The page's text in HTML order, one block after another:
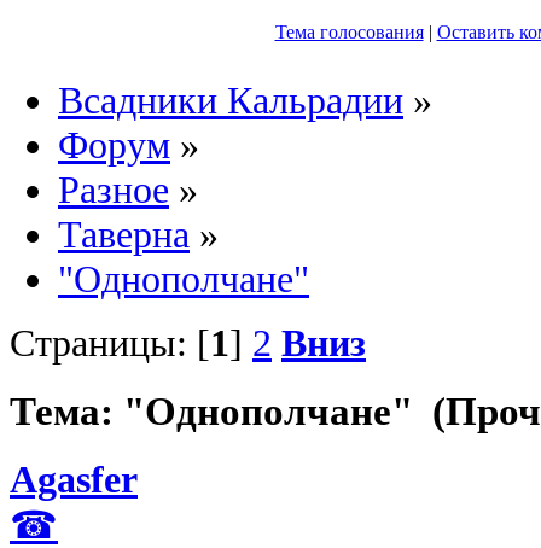
Тема голосования| Оставить
Всадники Кальрадии »
Форум »
Разное »
Таверна »
"Однополчане"
Страницы: [1] 2 Вниз
Тема: "Однополчане"
Agasfer
☎